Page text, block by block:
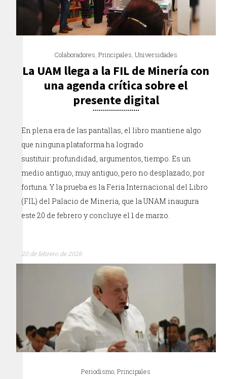
Colaboradores,Principales,Universidades
La UAM llega a la FIL de Minería con
una agenda crítica sobre el
presente digital
En plena era de las pantallas, el libro mantiene algo
que ninguna plataforma ha logrado
sustituir: profundidad, argumentos, tiempo. Es un
medio antiguo, muy antiguo, pero no desplazado, por
fortuna. Y la prueba es la Feria Internacional del Libro
(FIL) del Palacio de Minería, que la UNAM inaugura
este 20 de febrero y concluye el 1 de marzo.
20 de febrero de 2026
Periodismo,Principales